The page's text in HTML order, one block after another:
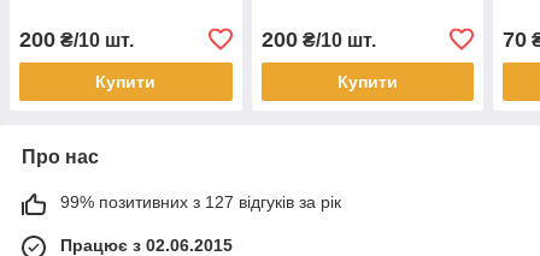
200 ₴/10 шт.
Купити
200₴/10 шт.
Купити
70
Про нас
99% позитивних з 127 відгуків за рік
Працює з 02.06.2015